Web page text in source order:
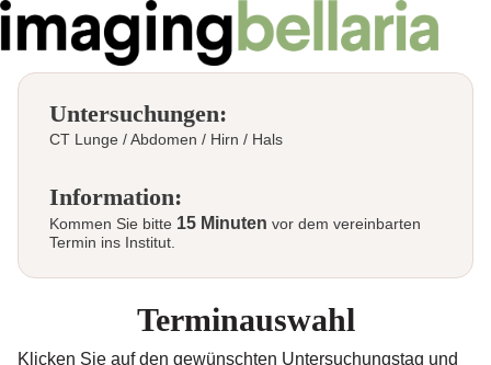
Untersuchungen:
CT Lunge / Abdomen / Hirn / Hals
Information:
Kommen Sie bitte 15 Minuten vor dem vereinbarten
Termin ins Institut.
Terminauswahl
Klicken Sie auf den gewünschten Untersuchungstag und